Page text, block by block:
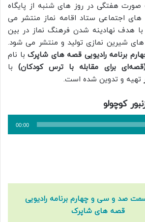
صورت هفتگی در روز های شنبه از پایگاه
اجتماعی ستاد اقامه نماز منتشر می
با هدف نهادینه شدن فرهنگ نماز در بین
شیرین نمازی تولید و منتشر می شود.
برنامه رادیویی قصه های شاپرک با نام
برای مقابله با ترس کودکان) با
تهیه و تدوین شده است.
کوچولو
00:00
صد و سی و چهارم برنامه رادیویی
قصه های شاپرک